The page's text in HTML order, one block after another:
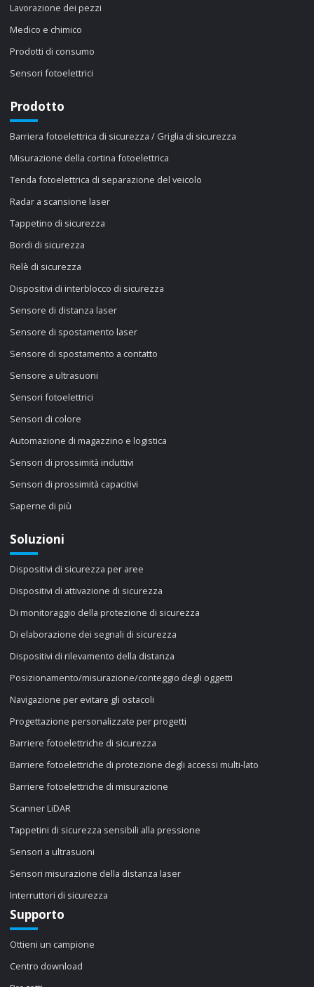
Lavorazione dei pezzi
Medico e chimico
Prodotti di consumo
Sensori fotoelettrici
Prodotto
Barriera fotoelettrica di sicurezza / Griglia di sicurezza
Misurazione della cortina fotoelettrica
Tenda fotoelettrica di separazione del veicolo
Radar a scansione laser
Tappetino di sicurezza
Bordi di sicurezza
Relè di sicurezza
Dispositivi di interblocco di sicurezza
Sensore di distanza laser
Sensore di spostamento laser
Sensore di spostamento a contatto
Sensore a ultrasuoni
Sensori fotoelettrici
Sensori di colore
Automazione di magazzino e logistica
Sensori di prossimità induttivi
Sensori di prossimità capacitivi
Saperne di più
Soluzioni
Dispositivi di sicurezza per aree
Dispositivi di attivazione di sicurezza
Di monitoraggio della protezione di sicurezza
Di elaborazione dei segnali di sicurezza
Dispositivi di rilevamento della distanza
Posizionamento/misurazione/conteggio degli oggetti
Navigazione per evitare gli ostacoli
Progettazione personalizzate per progetti
Barriere fotoelettriche di sicurezza
Barriere fotoelettriche di protezione degli accessi multi-lato
Barriere fotoelettriche di misurazione
Scanner LiDAR
Tappetini di sicurezza sensibili alla pressione
Sensori a ultrasuoni
Sensori misurazione della distanza laser
Interruttori di sicurezza
Supporto
Ottieni un campione
Centro download